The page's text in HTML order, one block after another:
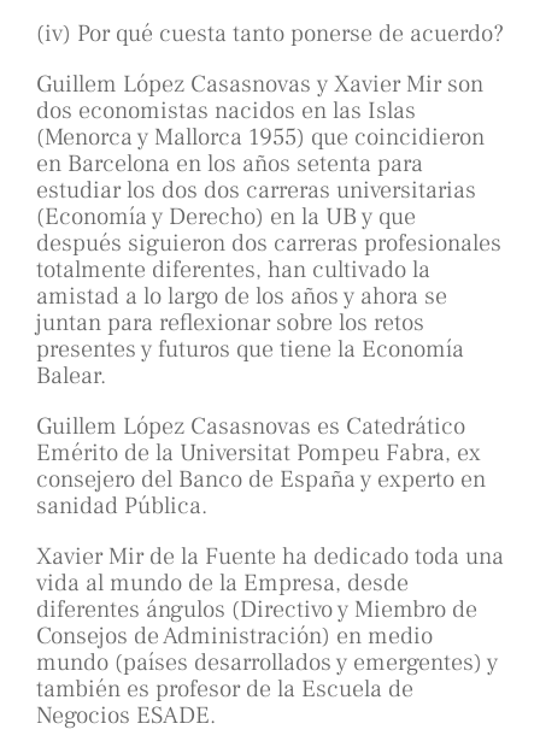
(iv) Por qué cuesta tanto ponerse de acuerdo?
Guillem López Casasnovas y Xavier Mir son
dos economistas nacidos en las Islas
(Menorca y Mallorca 1955) que coincidieron
en Barcelona en los años setenta para
estudiar los dos dos carreras universitarias
(Economía y Derecho) en la UB y que
después siguieron dos carreras profesionales
totalmente diferentes, han cultivado la
amistad a lo largo de los años y ahora se
juntan para reflexionar sobre los retos
presentes y futuros que tiene la Economía
Balear.
Guillem López Casasnovas es Catedrático
Emérito de la Universitat Pompeu Fabra, ex
consejero del Banco de España y experto en
sanidad Pública.
Xavier Mir de la Fuente ha dedicado toda una
vida al mundo de la Empresa, desde
diferentes ángulos (Directivo y Miembro de
Consejos de Administración) en medio
mundo (países desarrollados y emergentes) y
también es profesor de la Escuela de
Negocios ESADE.